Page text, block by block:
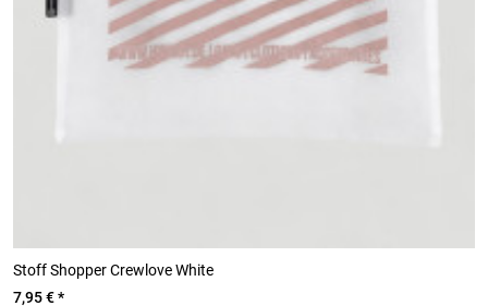
Stoff Shopper Crewlove White
7,95 € *